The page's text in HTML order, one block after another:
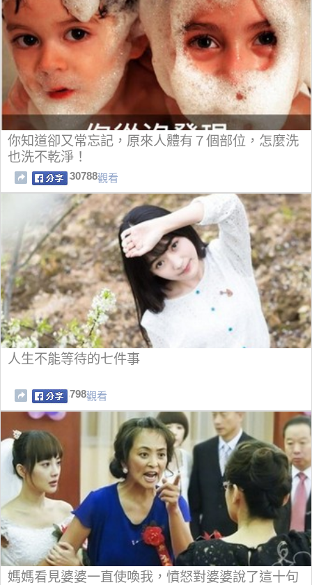
你知道卻又常忘記，原來人體有７個部位，怎麼洗
也洗不乾淨！
30788觀看
人生不能等待的七件事
798觀看
媽媽看見婆婆一直使喚我，憤怒對婆婆說了這十句